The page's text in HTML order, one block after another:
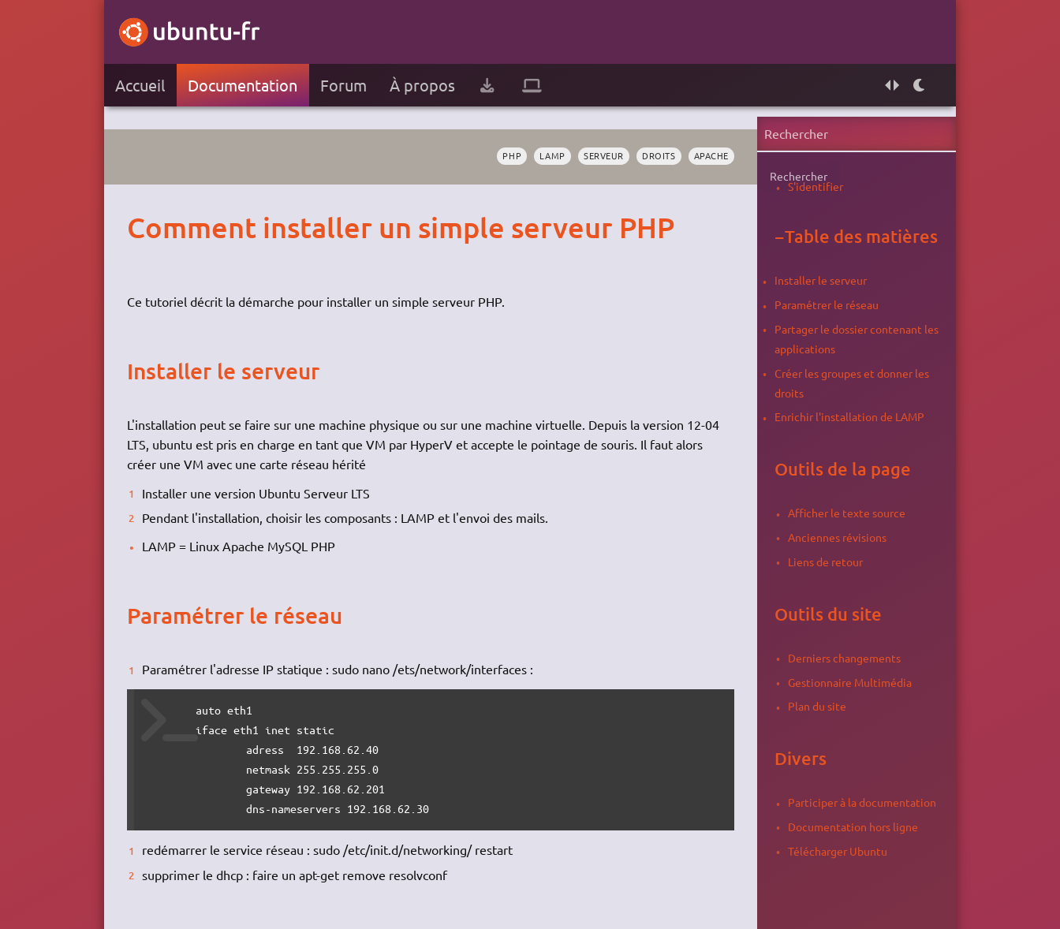
Accueil Documentation Forum À propos
PHP LAMP SERVEUR DROITS APACHE
Comment installer un simple serveur PHP
Ce tutoriel décrit la démarche pour installer un simple serveur PHP.
Installer le serveur
L'installation peut se faire sur une machine physique ou sur une machine virtuelle. Depuis la version 12-04
LTS, ubuntu est pris en charge en tant que VM par HyperV et accepte le pointage de souris. Il faut alors
créer une VM avec une carte réseau hérité
Installer une version Ubuntu Serveur LTS
Pendant l'installation, choisir les composants : LAMP et l'envoi des mails.
LAMP = Linux Apache MySQL PHP
Paramétrer le réseau
Paramétrer l'adresse IP statique : sudo nano /ets/network/interfaces :
	iface eth1 inet static
		gateway	192.168.62.201
		dns-nameservers 192.168.62.30
redémarrer le service réseau : sudo /etc/init.d/networking/ restart
supprimer le dhcp : faire un apt-get remove resolvconf
Rechercher
S'identifier
−Table des matières
Installer le serveur
Paramétrer le réseau
Partager le dossier contenant les
applications
Créer les groupes et donner les
droits
Enrichir l'installation de LAMP
Outils de la page
Afficher le texte source
Anciennes révisions
Liens de retour
Outils du site
Derniers changements
Gestionnaire Multimédia
Plan du site
Divers
Participer à la documentation
Documentation hors ligne
Télécharger Ubuntu